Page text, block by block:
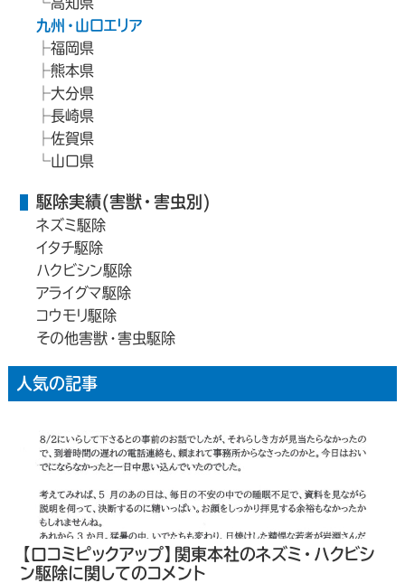
高知県
九州・山口エリア
福岡県
熊本県
大分県
長崎県
佐賀県
山口県
駆除実績(害獣・害虫別)
ネズミ駆除
イタチ駆除
ハクビシン駆除
アライグマ駆除
コウモリ駆除
その他害獣・害虫駆除
人気の記事
【口コミピックアップ】関東本社のネズミ・ハクビシ
ン駆除に関してのコメント